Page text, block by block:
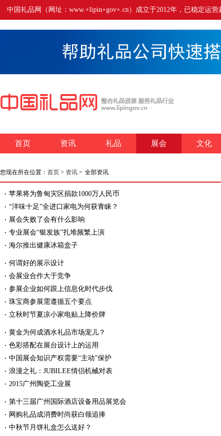
中国礼品网（网址：www.+lipin+gov+.cn）成立于2012年，已稳定运
首页 资讯 礼品 展会 文化
您现在所在位置： 首页 > 资讯 > 全部资讯
苹果将为鲁甸灾区捐款1000万人民币
“洋味十足”全进口家电为何获青睐？
展会失败了会有什么影响
专业展会“银发族”扎堆频繁上演
海尔推出健康冰箱盒子
何谓好的展示设计
会展业合作大于竞争
参展企业如何跟上信息化时代步伐
珠宝商参展需遵循五个要点
立秋时节夏凉小家电贴上降价牌
黄金为何成酒水礼品市场宠儿？
色彩搭配在展台设计上的运用
中国展会知识产权需要“主动”保护
浪漫之礼：JUBILEE情侣机械对表
2015广州陶瓷工业展
第十三届广州国际酒店设备用品展览会
网购礼品成消费时尚获白领追捧
中秋节月饼礼盒怎么送好？